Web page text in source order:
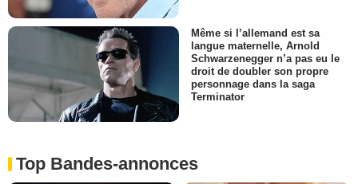
Même si l’allemand est sa
langue maternelle, Arnold
Schwarzenegger n’a pas eu le
droit de doubler son propre
personnage dans la saga
Terminator
Top Bandes-annonces